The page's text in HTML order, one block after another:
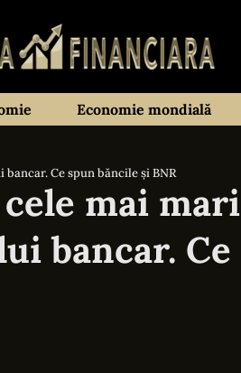
Economie mondială
Ce spun băncile și BNR
mai mari
bancar. Ce